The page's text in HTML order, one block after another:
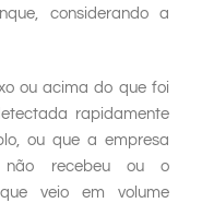
considerando a
ou acima do que foi
rapidamente
ou que a empresa
recebeu ou o
veio em volume